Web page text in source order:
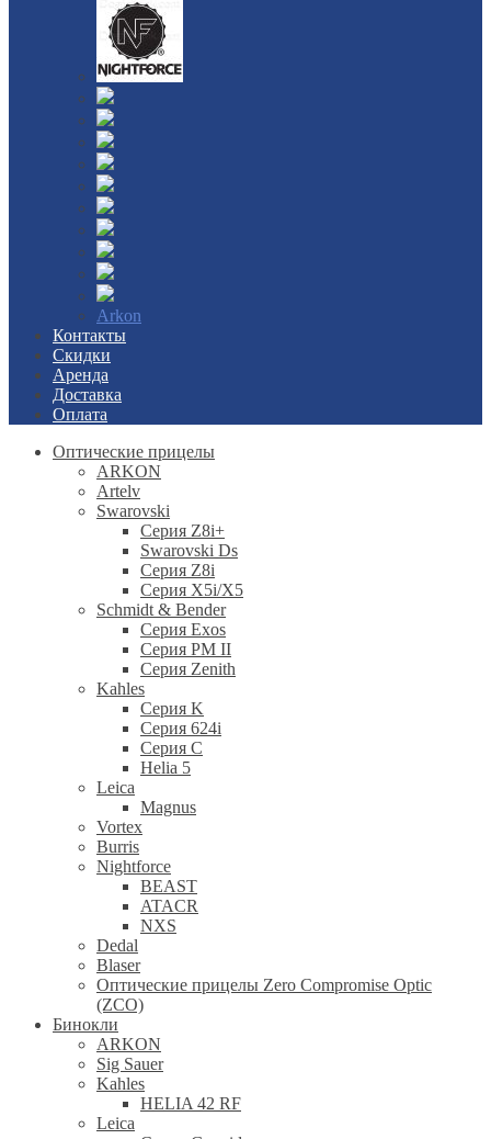
Arkon
Контакты
Скидки
Аренда
Доставка
Оплата
Оптические прицелы
ARKON
Artelv
Swarovski
Серия Z8i+
Swarovski Ds
Серия Z8i
Серия X5i/X5
Schmidt & Bender
Серия Exos
Серия PM II
Cерия Zenith
Kahles
Серия K
Серия 624i
Серия С
Helia 5
Leica
Magnus
Vortex
Burris
Nightforce
BEAST
ATACR
NXS
Dedal
Blaser
Оптические прицелы Zero Compromise Optic
(ZCO)
Бинокли
ARKON
Sig Sauer
Kahles
HELIA 42 RF
Leica